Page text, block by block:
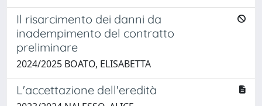
Il risarcimento dei danni da
inadempimento del contratto
preliminare
2024/2025 BOATO, ELISABETTA
L'accettazione dell'eredità